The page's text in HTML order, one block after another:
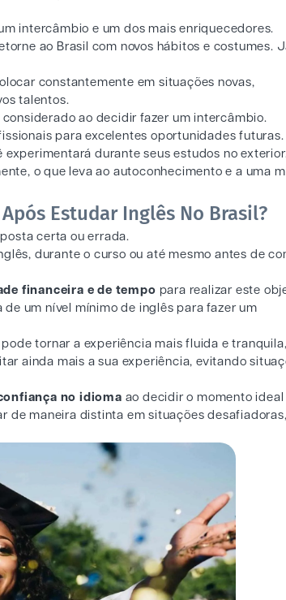
intercâmbio e um dos mais enriquecedores.
ao Brasil com novos hábitos e costumes.
constantemente em situações novas,
talentos.
ao decidir fazer um intercâmbio.
para excelentes oportunidades futuras.
experimentará durante seus estudos no
o que leva ao autoconhecimento e a uma
Estudar Inglês No Brasil?
certa ou errada.
durante o curso ou até mesmo antes de
financeira e de tempo para realizar este
um nível mínimo de inglês para fazer um
tornar a experiência mais fluida e
ainda mais a sua experiência, evitando
no idioma ao decidir o momento
de maneira distinta em situações